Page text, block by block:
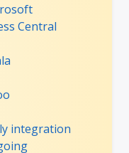
Central
integration